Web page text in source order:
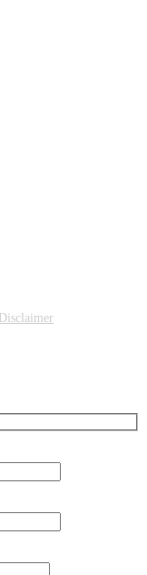
Disclaimer